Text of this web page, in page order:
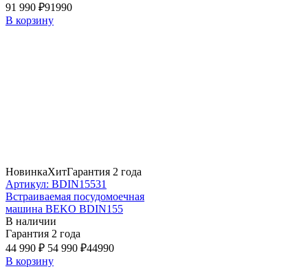
91 990 ₽91990
В корзину
НовинкаХитГарантия 2 года
Артикул: BDIN15531
Встраиваемая посудомоечная
машина BEKO BDIN155
В наличии
Гарантия 2 года
44 990 ₽ 54 990 ₽44990
В корзину